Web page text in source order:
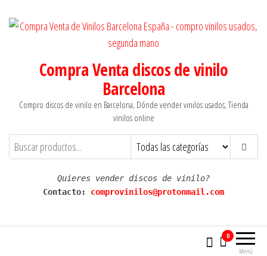
Compra Venta discos de vinilo
Barcelona
Compro discos de vinilo en Barcelona, Dónde vender vinilos usados, Tienda
vinilos online
Quieres vender discos de vinilo?
Contacto: comprovinilos@protonmail.com
Menú
0